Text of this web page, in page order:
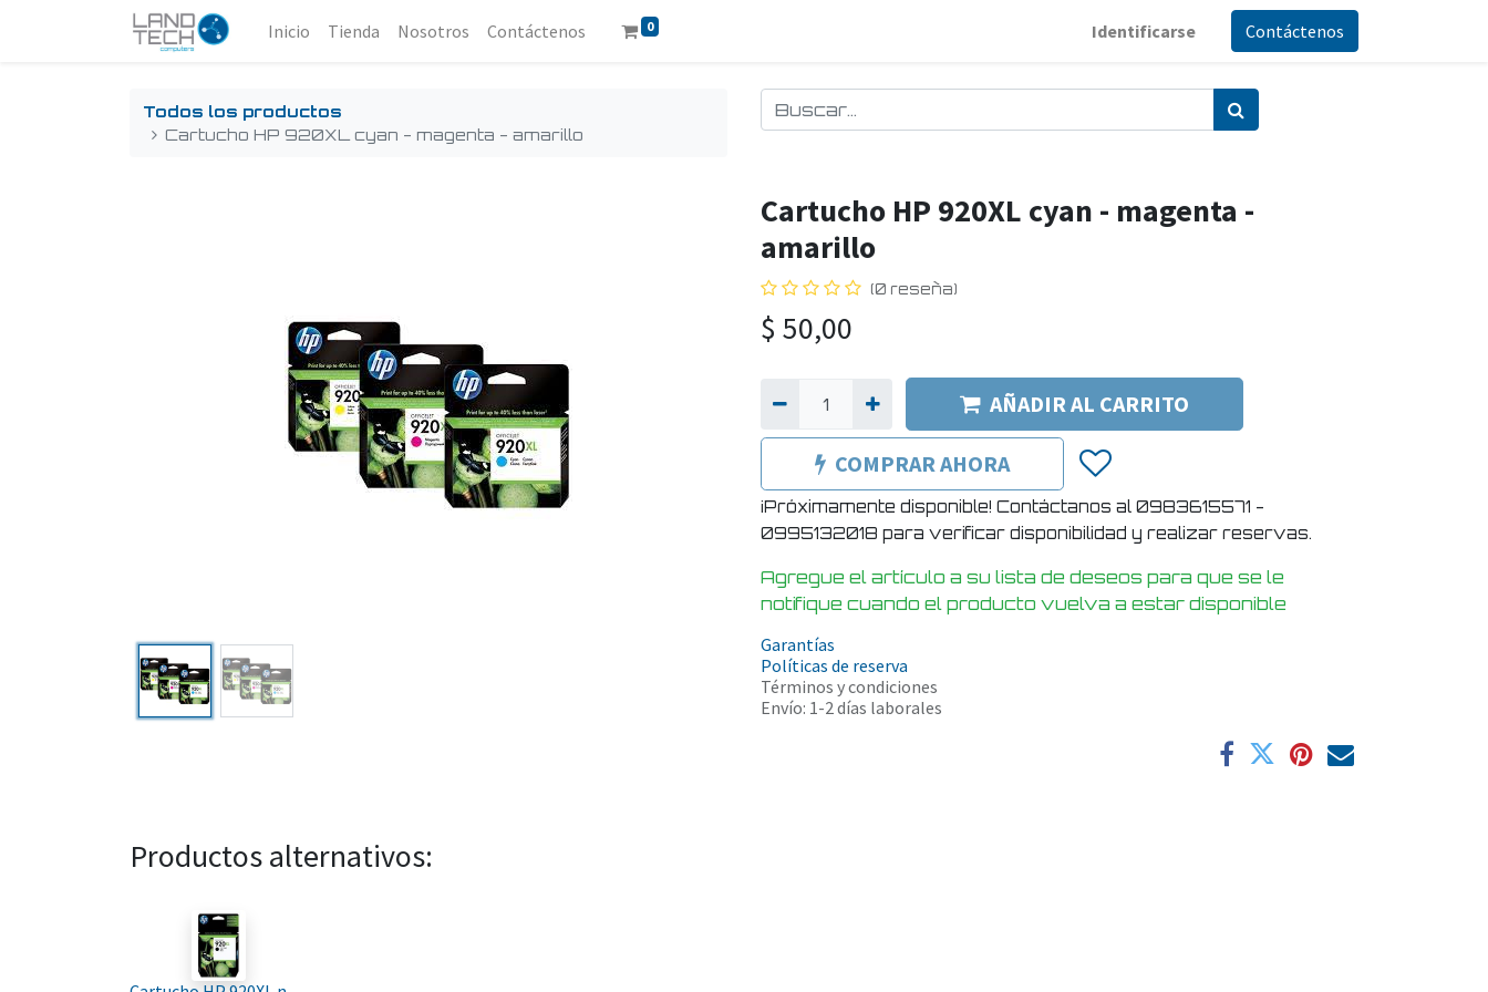
Inicio Tienda Nosotros Contáctenos 0 Identificarse Contáctenos
Todos los productos
Cartucho HP 920XL cyan - magenta - amarillo
Cartucho HP 920XL cyan - magenta -
amarillo
(0 reseña)
$ 50,00
AÑADIR AL CARRITO
COMPRAR AHORA
¡Próximamente disponible! Contáctanos al 0983615571 -
0995132018 para verificar disponibilidad y realizar reservas.
Agregue el artículo a su lista de deseos para que se le
notifique cuando el producto vuelva a estar disponible
Garantías
Políticas de reserva
Términos y condiciones
Envío: 1-2 días laborales
Productos alternativos: